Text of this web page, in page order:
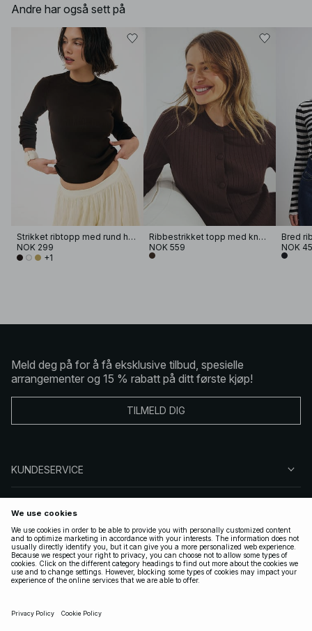
Andre har også sett på
Strikket ribtopp med rund hals
NOK 299
+1
Ribbestrikket topp med knapper
NOK 559
Bred
NOK
Meld deg på for å få eksklusive tilbud, spesielle
arrangementer og 15 % rabatt på ditt første kjøp!
TILMELD DIG
KUNDESERVICE
FØLG OSS
LOVLIG